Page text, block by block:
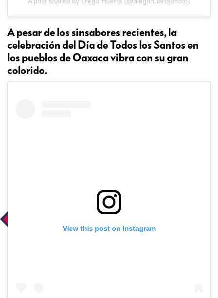
A pesar de los sinsabores recientes, la
celebración del Día de Todos los Santos en
los pueblos de Oaxaca vibra con su gran
colorido.
View this post on Instagram